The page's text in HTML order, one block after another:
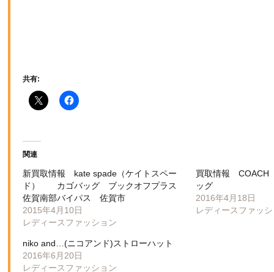
共有:
関連
新買取情報 kate spade（ケイトスペー
ド） カゴバッグ ブックオフプラス
佐賀南部バイパス 佐賀市
2015年4月10日
レディースファッション
買取情報 COACH
ッグ
2016年4月18日
レディースファッ
niko and…(ニコアンド)ストローハット
2016年6月20日
レディースファッション